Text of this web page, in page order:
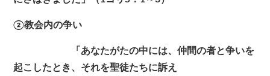
②教会内の争い
「あなたがたの中には、仲間の者と争いを
起こしたとき、それを聖徒たちに訴え